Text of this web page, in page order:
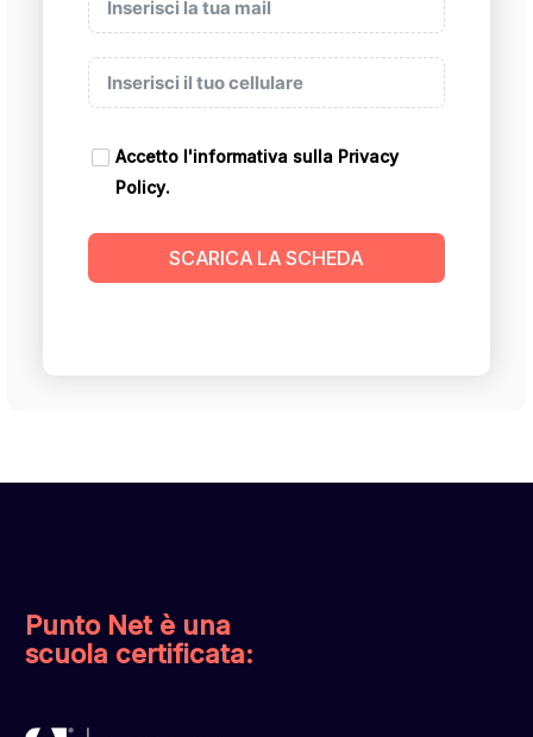
Accetto l'informativa sulla Privacy
Policy.
SCARICA LA SCHEDA
Punto Net è una
scuola certificata: